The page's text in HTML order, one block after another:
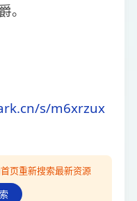
。
s/m6xrzux
页重新搜索最新资源